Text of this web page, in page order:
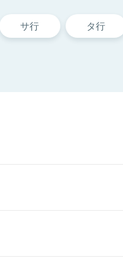
サ行 タ行